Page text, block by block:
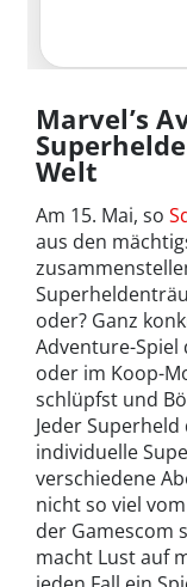
Marvel’s
Welt
Am 15. Mai, so
aus den
oder? Ganz
Adventure-Spiel
oder im Koop-
schlüpfst und
Jeder
individuelle
verschiedene
nicht so viel
der Gamescom
macht Lust auf